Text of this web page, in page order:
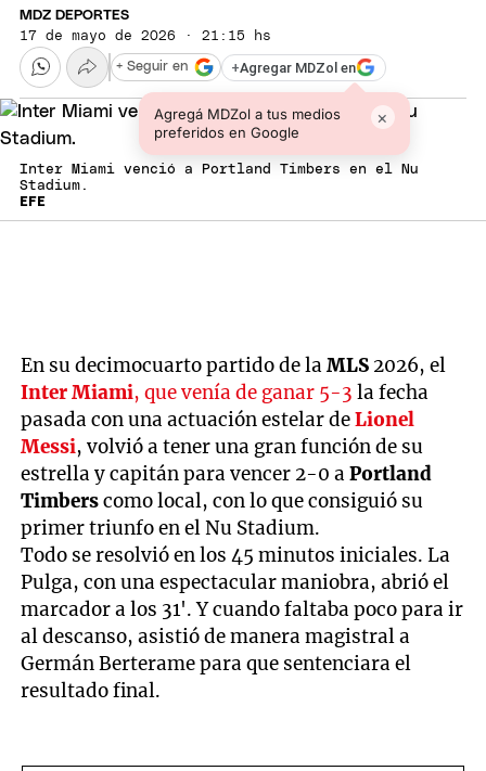
MDZ DEPORTES
17 de mayo de 2026 · 21:15 hs
+Agregar MDZol en
Agregá MDZol a tus medios
preferidos en Google
×
+ Seguir en
Inter Miami venció a Portland Timbers en el Nu
Stadium.
EFE
En su decimocuarto partido de laMLS 2026, el
Inter Miami, que venía de ganar 5-3 la fecha
pasada con una actuación estelar deLionel
Messi, volvió a tener una gran función de su
estrella y capitán para vencer 2-0 aPortland
Timberscomo local, con lo que consiguió su
primer triunfo en el Nu Stadium.
Todo se resolvió en los 45 minutos iniciales. La
Pulga, con una espectacular maniobra, abrió el
marcador a los 31'. Y cuando faltaba poco para ir
al descanso, asistió de manera magistral a
Germán Berterame para que sentenciara el
resultado final.